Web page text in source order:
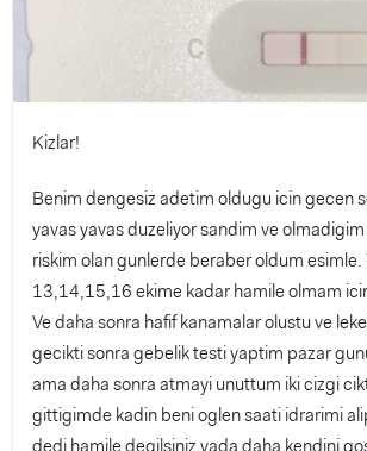
Kizlar!
Benim dengesiz adetim oldugu icin gecen
yavas yavas duzeliyor sandim ve
riskim olan gunlerde beraber oldum esimle.
13,14,15,16 ekime kadar hamile olmam
Ve daha sonra hafif kanamalar olustu ve
gecikti sonra gebelik testi yaptim pazar
ama daha sonra atmayi unuttum iki cizgi
gittigimde kadin beni oglen saati idrarimi